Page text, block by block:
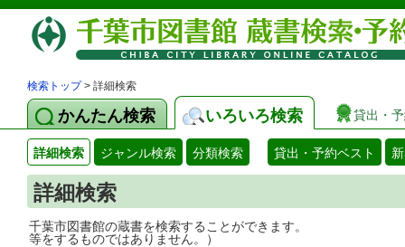
検索トップ> 詳細検索
かんたん検索 いろいろ検索 貸出・
詳細検索 ジャンル検索 分類検索 貸出・予約ベスト
詳細検索
千葉市図書館の蔵書を検索することがで
等をするものではありません。）